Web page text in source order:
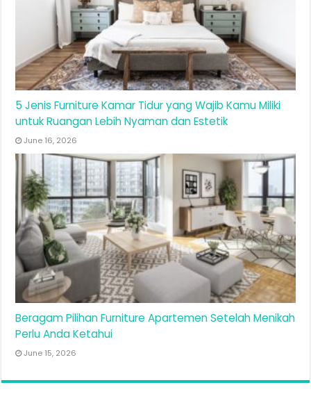
5 Jenis Furniture Kamar Tidur yang Wajib Kamu Miliki
untuk Ruangan Lebih Nyaman dan Estetik
June 16, 2026
Beragam Pilihan Furniture Apartemen Setelah Menikah
Perlu Anda Ketahui
June 15, 2026